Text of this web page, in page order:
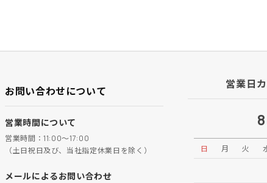
お問い合わせについて
営業時間について
営業時間：11:00～17:00
（土日祝日及び、当社指定休業日を除く）
メールによるお問い合わせ
営業日
8
日 月 火